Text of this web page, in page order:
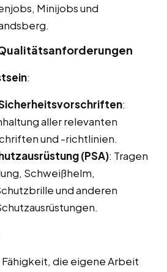
Minijobs und
:
:
aller relevanten
und -richtlinien.
(PSA): Tragen
Schweißhelm,
und anderen
Fähigkeit, die eigene Arbeit